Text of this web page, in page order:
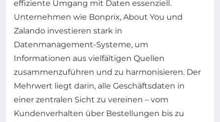
effiziente Umgang mit Daten essenziell.
Unternehmen wie Bonprix, About You und
Zalando investieren stark in
Datenmanagement-Systeme, um
Informationen aus vielfältigen Quellen
zusammenzuführen und zu harmonisieren. Der
Mehrwert liegt darin, alle Geschäftsdaten in
einer zentralen Sicht zu vereinen – vom
Kundenverhalten über Bestellungen bis zu